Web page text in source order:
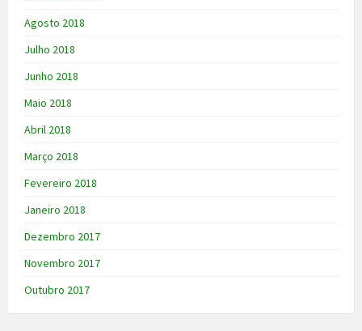
Agosto 2018
Julho 2018
Junho 2018
Maio 2018
Abril 2018
Março 2018
Fevereiro 2018
Janeiro 2018
Dezembro 2017
Novembro 2017
Outubro 2017